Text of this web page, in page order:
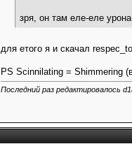
зря, он там еле-еле
для етого я и скачал
PS Scinnilating = Shimmering
Последний раз редактировалось